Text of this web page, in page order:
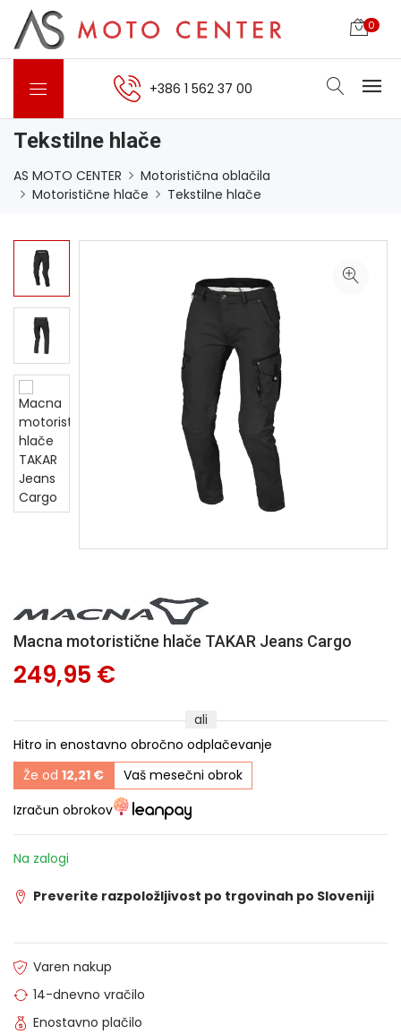
0
+386 1 562 37 00
Tekstilne hlače
AS MOTO CENTER
Motoristična oblačila
Motoristične hlače
Tekstilne hlače
Macna motoristične hlače TAKAR Jeans Cargo
249,95 €
ali
Hitro in enostavno obročno odplačevanje
Že od 12,21 €
Vaš mesečni obrok
Izračun obrokov
Na zalogi
Preverite razpoložljivost po trgovinah po Sloveniji
Varen nakup
14-dnevno vračilo
Enostavno plačilo